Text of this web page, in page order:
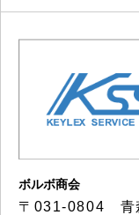
ボルボ商会
〒031-0804 青